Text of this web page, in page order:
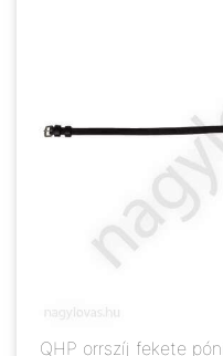
QHP orrszíj fekete póni